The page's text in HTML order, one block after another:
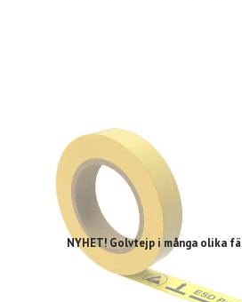
NYHET! Golvtejp i många olika